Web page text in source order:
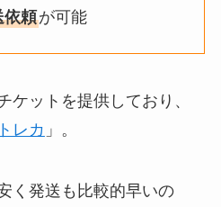
依頼が可能
ケットを提供しており、
レカ 」。
く発送も比較的早いの